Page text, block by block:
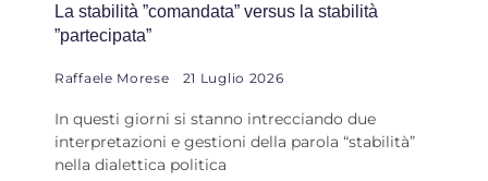
La stabilità ”comandata” versus la stabilità
”partecipata”
Raffaele Morese 21 Luglio 2026
In questi giorni si stanno intrecciando due
interpretazioni e gestioni della parola “stabilità”
nella dialettica politica